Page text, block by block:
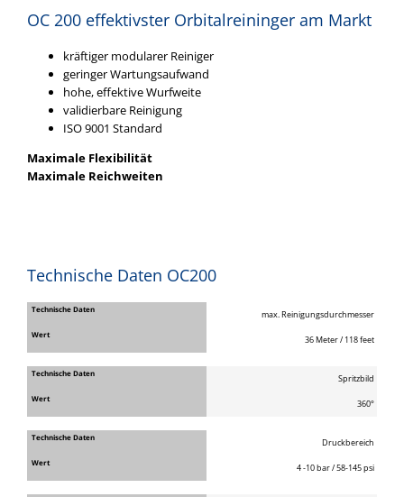
OC 200 effektivster Orbitalreininger am Markt
kräftiger modularer Reiniger
geringer Wartungsaufwand
hohe, effektive Wurfweite
validierbare Reinigung
ISO 9001 Standard
Maximale Flexibilität
Maximale Reichweiten
Technische Daten OC200
max. Reinigungsdurchmesser
36 Meter / 118 feet
Spritzbild
360°
Druckbereich
4 -10 bar / 58-145 psi